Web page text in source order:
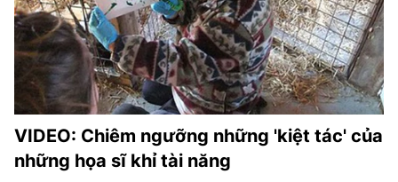
VIDEO: Chiêm ngưỡng những 'kiệt tác' của
những họa sĩ khỉ tài năng